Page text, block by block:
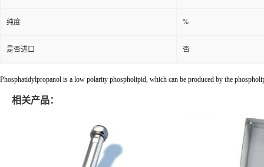
纯度 %
是否进口 否
Phosphatidylpropanol is a low polarity phospholipid, which can be produced by the
相关产品：